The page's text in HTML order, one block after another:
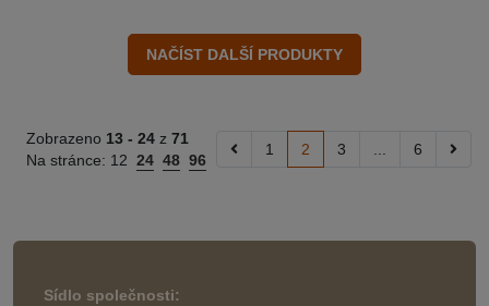
Zobrazeno 13 - 24 z 71
Na stránce: 12 24 48 96
1 2 3 6
Sídlo společnosti: